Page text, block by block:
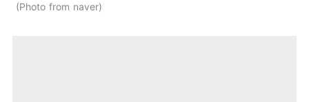
Photo from naver